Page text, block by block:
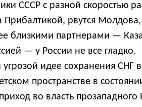
СССР с разной скоростью
Прибалтикой, рвутся
близкими партнерами —
— у России не все гладко.
угрозой идее сохранения СНГ
пространстве в
во власть